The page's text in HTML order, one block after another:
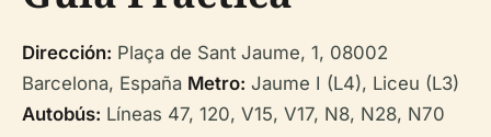
Dirección: Plaça de Sant Jaume, 1, 08002
Barcelona, España Metro: Jaume I (L4), Liceu (L3)
Autobús: Líneas 47, 120, V15, V17, N8, N28, N70